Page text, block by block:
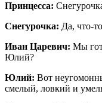
Принцесса:
Снегурочка: Да, что-
Иван Царевич: Мы
Юлий?
Юлий: Вот
смелый, ловкий и